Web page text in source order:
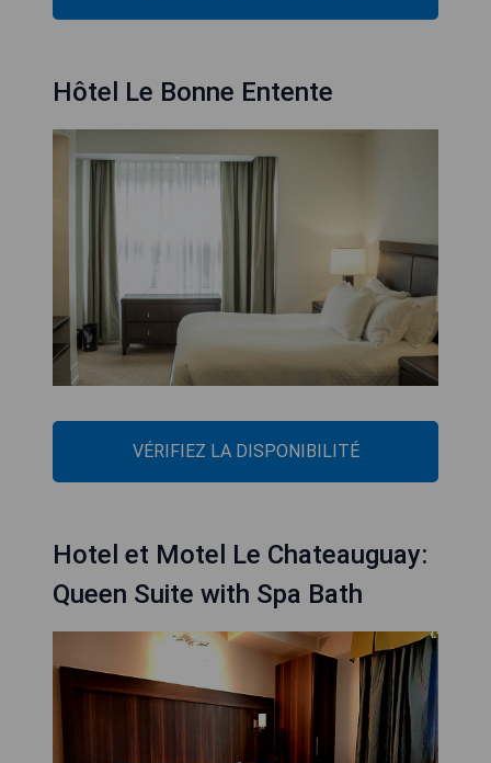
Hôtel Le Bonne Entente
VÉRIFIEZ LA DISPONIBILITÉ
Hotel et Motel Le Chateauguay:
Queen Suite with Spa Bath